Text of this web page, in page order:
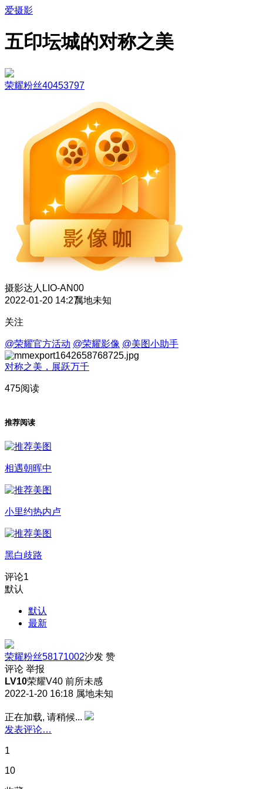
爱摄影
五印坛城的对称之美
荣耀粉丝40453797
摄影达人 LIO-AN00
2022-01-20 14:27属地未知
关注
@荣耀官方活动 @荣耀影像 @美图小助手
对称之美，展跃万千
475阅读
推荐阅读
相遇朝晖中
小里约热内卢
黑白歧路
评论1
默认
默认
最新
荣耀粉丝58171002沙发 赞
评论 举报
LV10荣耀V40 前所未感
2022-1-20 16:18 属地未知
正在加载, 请稍候...
发表评论…
1
10